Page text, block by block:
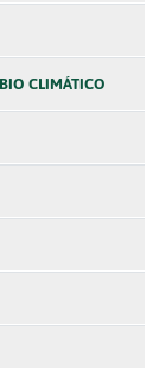
CLIMÁTICO